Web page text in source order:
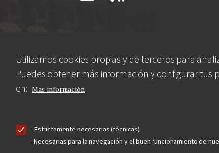
Utilizamos cookies propias y de terceros para
Puedes obtener más información y configurar tus
en: Más información
Estrictamente necesarias (técnicas)
Necesarias para la navegación y el buen funcionamiento de
Hazte socio